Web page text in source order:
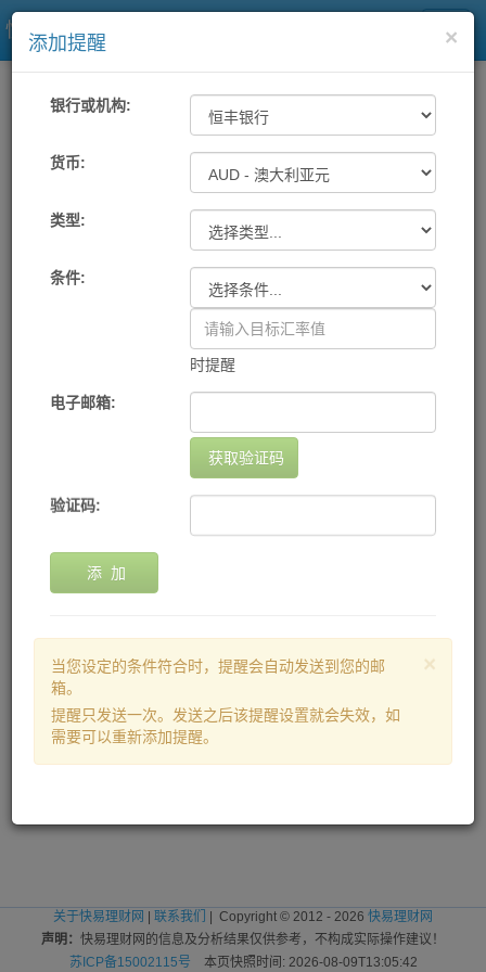
快易理财网
一站式汇率 工具 汇率提醒
各大银行及中国银联汇率提醒
机构 提醒条件 提醒方式 删除
×
添加提醒
银行或机构:
货币:
类型:
条件:
时提醒
电子邮箱:
获取验证码
验证码:
添 加
×
当您设定的条件符合时，提醒会自动发送到您的邮
箱。
提醒只发送一次。发送之后该提醒设置就会失效，如
需要可以重新添加提醒。
关于快易理财网 联系我们 | Copyright © 2012 - 2026 快易理财网
声明： 快易理财网的信息及分析结果仅供参考，不构成实际操作建议！
苏ICP备15002115号 本页快照时间: 2026-08-09T13:05:42